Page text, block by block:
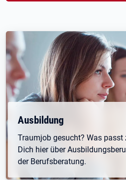
Öffnet in neuem Tab
Ausbildung
Traumjob gesucht? Was
Dich hier über
der Berufsberatung.